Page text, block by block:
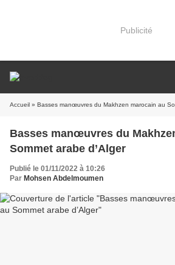
Publicité
Accueil » Basses manœuvres du Makhzen marocain au
Basses manœuvres du
Sommet arabe d’Alger
Publié le 01/11/2022 à 10:26
Par Mohsen Abdelmoumen